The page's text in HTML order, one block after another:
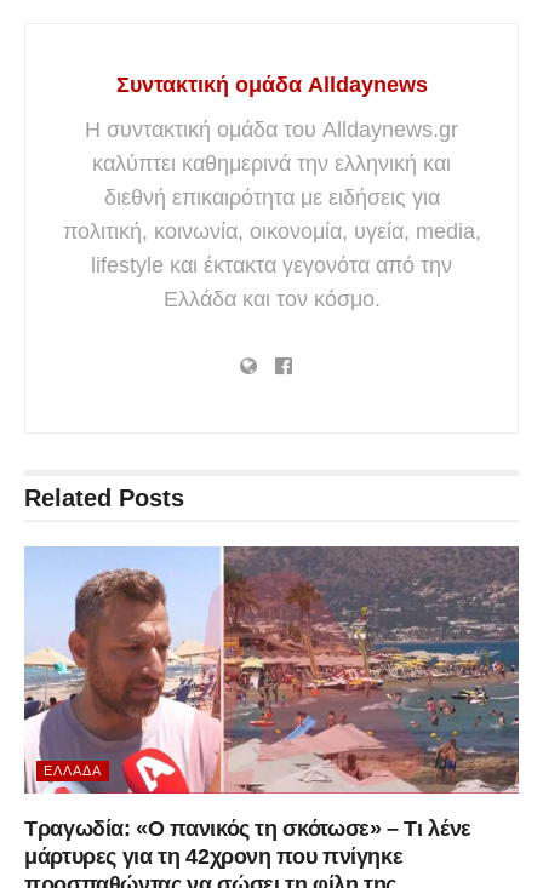
Συντακτική ομάδα Alldaynews
Η συντακτική ομάδα του Alldaynews.gr
καλύπτει καθημερινά την ελληνική και
διεθνή επικαιρότητα με ειδήσεις για
πολιτική, κοινωνία, οικονομία, υγεία, media,
lifestyle και έκτακτα γεγονότα από την
Ελλάδα και τον κόσμο.
Related Posts
ΕΛΛΆΔΑ
Τραγωδία: «Ο πανικός τη σκότωσε» – Τι λένε
μάρτυρες για τη 42χρονη που πνίγηκε